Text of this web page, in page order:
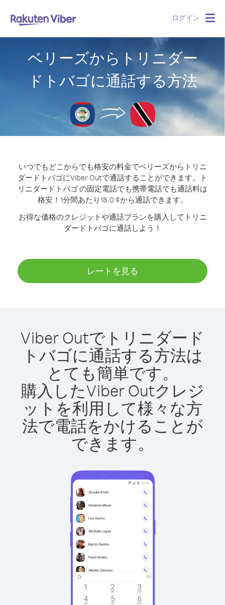
ログイン
ベリーズからトリニダー
ドトバゴに通話する方法
いつでもどこからでも格安の料金でベリーズからトリニ
ダードトバゴにViber Outで通話することができます。
ト
リニダードトバゴ の固定電話でも携帯電話でも通話料は
格安！1分間あたり18.0 ¢から通話できます。
お得な価格のクレジットや通話プランを購入してトリニ
ダードトバゴに通話しよう！
レートを見る
Viber Outでトリニダード
トバゴに通話する方法は
とても簡単です。
購入したViber Outクレジ
ットを利用して様々な方
法で電話をかけることが
できます。